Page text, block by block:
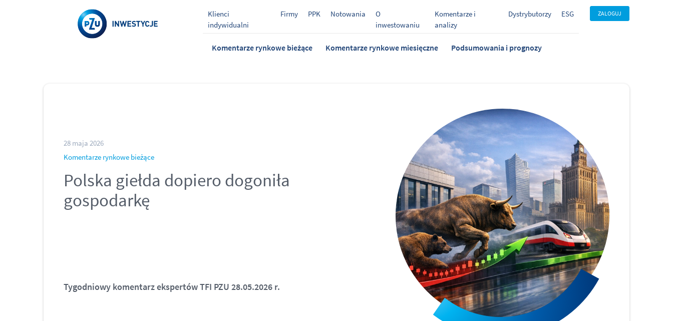
Klienci
indywidualni
Firmy PPK Notowania
O
inwestowaniu
Komentarze i
analizy
Dystrybutorzy ESG
Komentarze rynkowe bieżące Komentarze rynkowe miesięczne Podsumowania i prognozy
ZALOGUJ
28 maja 2026
Komentarze rynkowe bieżące
Polska giełda dopiero dogoniła
gospodarkę
Tygodniowy komentarz ekspertów TFI PZU 28.05.2026 r.